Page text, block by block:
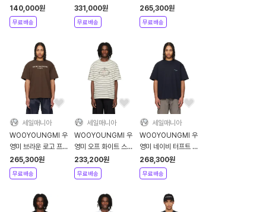
볼캡 - 블랙
140,000원
무료배송
로고 티셔츠 - 카키
331,000원
무료배송
츠 - 베이지
265,300원
무료배송
세일매니아
WOOYOUNGMI 우
영미 브라운 로고 프린
트 티셔츠 - 머드
265,300원
무료배송
세일매니아
WOOYOUNGMI 우
영미 오프 화이트 스트
라이프 티셔츠 - 아이
보리
233,200원
무료배송
세일매니아
WOOYOUNGMI 우
영미 네이비 터프트 자
수 백 로고 티셔츠 - 네
이비
268,300원
무료배송